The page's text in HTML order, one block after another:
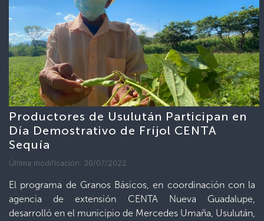
Productores de Usulután Participan en
Día Demostrativo de Fríjol CENTA
Sequía
Última modificación: 30/07/2022
El programa de Granos Básicos, en coordinación con la
agencia de extensión CENTA Nueva Guadalupe,
desarrolló en el municipio de Mercedes Umaña, Usulután,